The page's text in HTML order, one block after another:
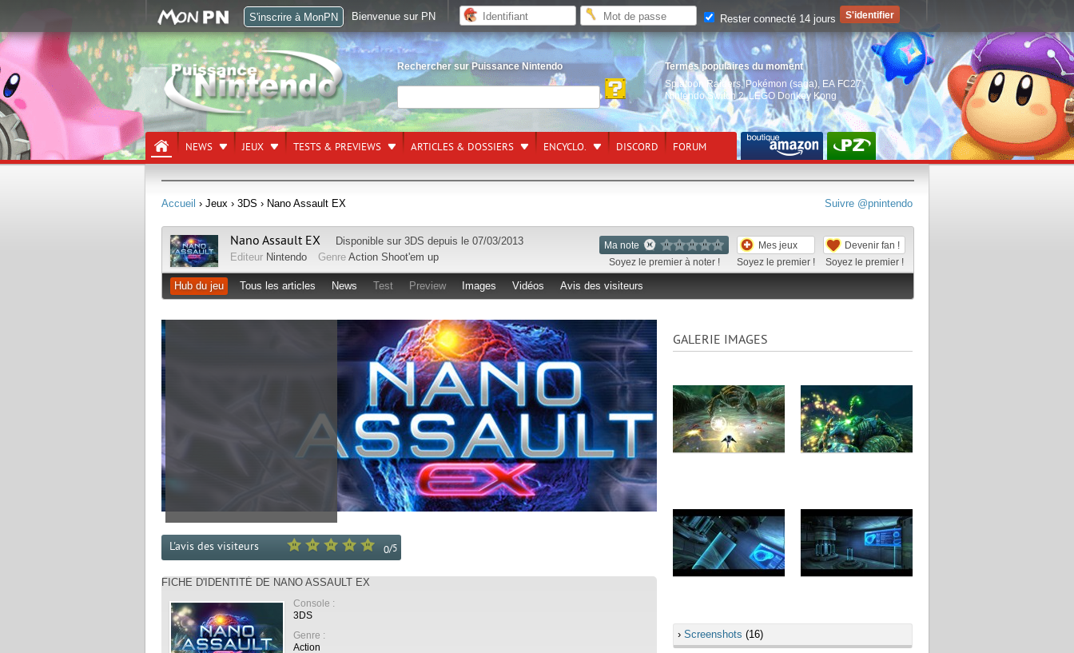
Rechercher sur Puissance Nintendo
Termes populaires du moment
Splatoon Raiders, Pokémon (saga) EA FC27,
Nintendo Switch 2,LEGO Donkey Kong
NEWS JEUX TESTS & PREVIEWS ARTICLES & DOSSIERS ENCYCLO. DISCORD FORUM
Suivre @pnintendo
Accueil › Jeux › 3DS › Nano Assault EX
Ma note
Soyez le premier à noter !
Mes jeux
Soyez le premier !
Devenir fan !
Soyez le premier !
Nano Assault EX Disponible sur 3DS depuis le 07/03/2013
Editeur Nintendo Genre Action Shoot'em up
Hub du jeu Tous les articles News Test Preview Images Vidéos Avis des visiteurs
0/5
L'avis des visiteurs
FICHE D'IDENTITÉ DE NANO ASSAULT EX
Console :
3DS
Genre :
Action
GALERIE IMAGES
› Screenshots (16)
S'inscrire à MonPN Bienvenue sur PN Rester connecté 14 jours